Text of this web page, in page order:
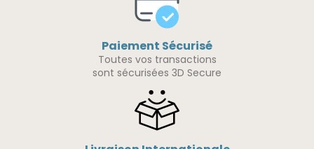
Paiement Sécurisé
Toutes vos transactions
sont sécurisées 3D Secure